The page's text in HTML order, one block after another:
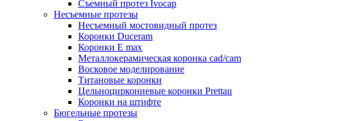
Съемный протез Ivocap
Несъемные протезы
Несъемный мостовидный протез
Коронки Duceram
Коронки E max
Металлокерамическая коронка cad/cam
Восковое моделирование
Титановые коронки
Цельноциркониевые коронки Prettau
Коронки на штифте
Бюгельные протезы